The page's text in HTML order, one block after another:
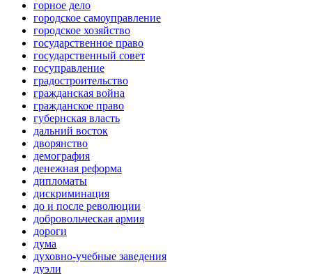
горное дело
городское самоуправление
городское хозяйство
государственное право
государственный совет
госуправление
градостроительство
гражданская война
гражданское право
губернская власть
дальний восток
дворянство
демография
денежная реформа
дипломаты
дискриминация
до и после революции
добровольческая армия
дороги
дума
духовно-учебные заведения
дуэли